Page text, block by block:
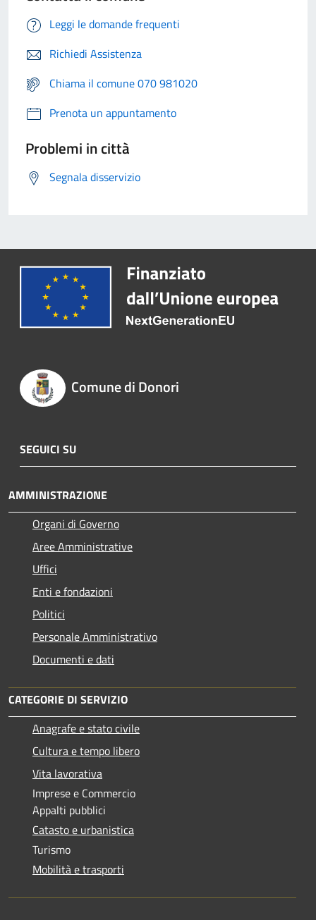
Leggi le domande frequenti
Richiedi Assistenza
Chiama il comune 070 981020
Prenota un appuntamento
Problemi in città
Segnala disservizio
Comune di Donori
SEGUICI SU
AMMINISTRAZIONE
Organi di Governo
Aree Amministrative
Uffici
Enti e fondazioni
Politici
Personale Amministrativo
Documenti e dati
CATEGORIE DI SERVIZIO
Anagrafe e stato civile
Cultura e tempo libero
Vita lavorativa
Imprese e Commercio
Appalti pubblici
Catasto e urbanistica
Turismo
Mobilità e trasporti